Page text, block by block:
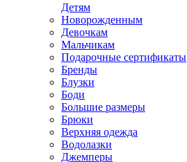
Детям
Новорожденным
Девочкам
Мальчикам
Подарочные сертификаты
Бренды
Блузки
Боди
Большие размеры
Брюки
Верхняя одежда
Водолазки
Джемперы